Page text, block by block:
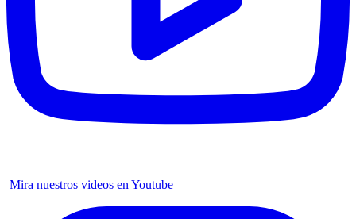
Mira nuestros videos en Youtube